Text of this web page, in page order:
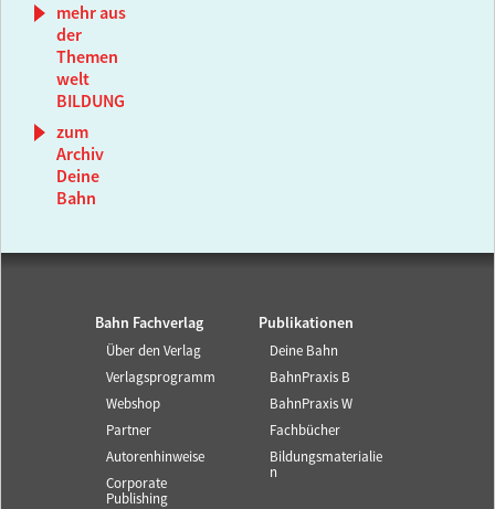
mehr aus
der
Themen
welt
BILDUNG
zum
Archiv
Deine
Bahn
Bahn Fachverlag
Über den Verlag
Verlagsprogramm
Webshop
Partner
Autorenhinweise
Corporate
Publishing
Publikationen
Deine Bahn
BahnPraxis B
BahnPraxis W
Fachbücher
Bildungsmaterialie
n